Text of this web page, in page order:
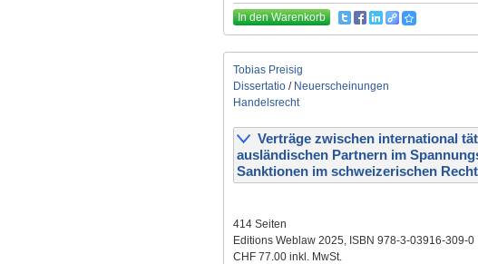
In den Warenkorb
Tobias Preisig
Dissertatio / Neuerscheinungen
Handelsrecht
Verträge zwischen international
ausländischen Partnern im
Sanktionen im schweizerischen Recht
414 Seiten
Editions Weblaw 2025, ISBN 978-3-03916-309-0
CHF 77.00 inkl. MwSt.